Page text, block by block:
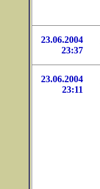
23.06.2004
23:37
23.06.2004
23:11